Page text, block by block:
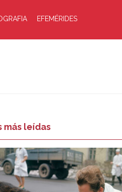
EFEMÉRIDES
más leídas